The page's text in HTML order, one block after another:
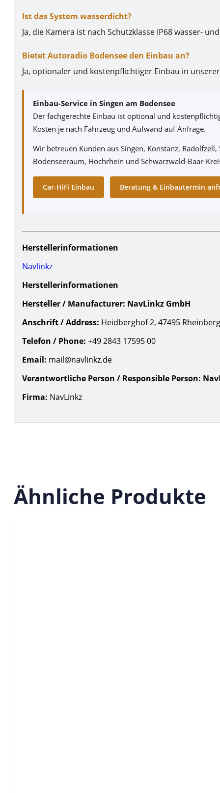
Ist das System wasserdicht?
Ja, die Kamera ist nach Schutzklasse IP68 wasser-
Bietet Autoradio Bodensee den Einbau an?
Ja, optionaler und kostenpflichtiger Einbau in
Einbau-Service in Singen am Bodensee
Der fachgerechte Einbau ist optional und
Kosten je nach Fahrzeug und Aufwand auf Anfrage.
Wir betreuen Kunden aus Singen, Konstanz,
Bodenseeraum, Hochrhein und Schwarzwald-Baar-
Car-HiFi Einbau Beratung & Einbautermin
Herstellerinformationen
Navlinkz
Herstellerinformationen
Hersteller / Manufacturer: NavLinkz GmbH
Anschrift / Address: Heidberghof 2, 47495
Telefon / Phone: +49 2843 17595 00
Email: mail@navlinkz.de
Verantwortliche Person / Responsible Person:
Firma: NavLinkz
Ähnliche Produkte